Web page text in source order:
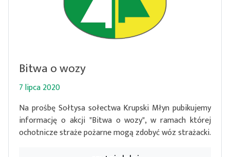
Bitwa o wozy
7 lipca 2020
Na prośbę Sołtysa sołectwa Krupski Młyn pubikujemy
informację o akcji "Bitwa o wozy", w ramach której
ochotnicze straże pożarne mogą zdobyć wóz strażacki.